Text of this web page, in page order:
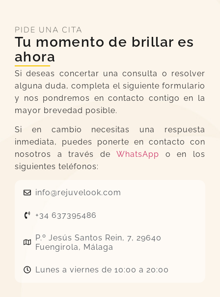
PIDE UNA CITA
Tu momento de brillar es
ahora
Si deseas concertar una consulta o resolver
alguna duda, completa el siguiente formulario
y nos pondremos en contacto contigo en la
mayor brevedad posible.
Si en cambio necesitas una respuesta
inmediata, puedes ponerte en contacto con
nosotros a través deWhatsApp o en los
siguientes teléfonos:
info@rejuvelook.com
+34 637395486
P.º Jesús Santos Rein, 7, 29640
Fuengirola, Málaga
Lunes a viernes de 10:00 a 20:00